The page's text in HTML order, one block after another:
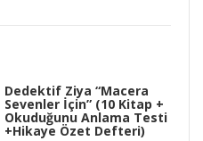
Dedektif Ziya “Macera
Sevenler İçin” (10 Kitap +
Okuduğunu Anlama Testi
+Hikaye Özet Defteri)